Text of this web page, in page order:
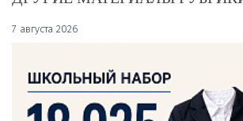
7 августа 2026